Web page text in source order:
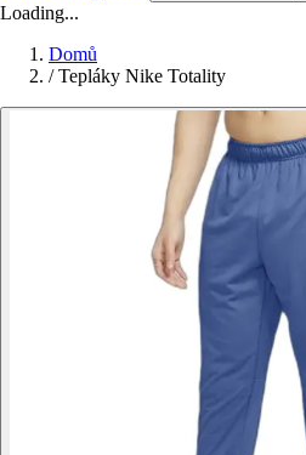
Loading...
Domů
/ Tepláky Nike Totality